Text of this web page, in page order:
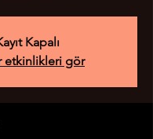
Kapalı
etkinlikleri gör